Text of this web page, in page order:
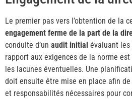
Le premier pas vers l’obtention de la
engagement ferme de la part de la
conduite d’un audit initial évaluant
rapport aux exigences de la norme
les lacunes éventuelles. Une
doit ensuite être mise en place afin
et responsabilités nécessaires pour